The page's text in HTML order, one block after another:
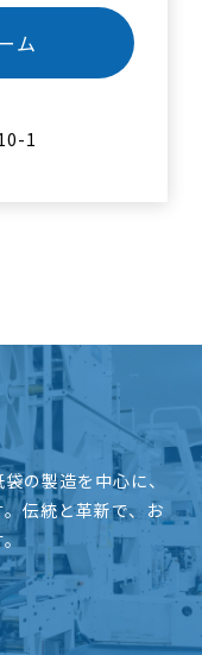
ム
1
の製造を中心に、
伝統と革新で、お